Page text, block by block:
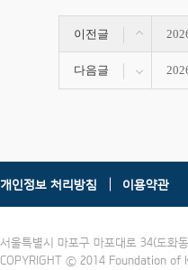
이전글
다음글
개인정보 처리방침 이용약관
서울특별시 마포구 마포대로 34(도
COPYRIGHT ⓒ 2014 Foundation of